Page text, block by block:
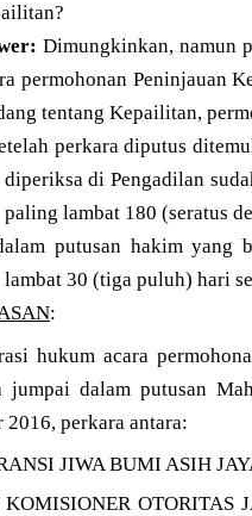
Dimungkinkan, namun
permohonan Peninjauan
tentang Kepailitan,
perkara diputus
diperiksa di Pengadilan
paling lambat 180 (seratus
putusan hakim yang
lambat 30 (tiga puluh) hari
:
hukum acara
jumpai dalam putusan
2016, perkara antara:
JIWA BUMI ASIH
OTORITAS